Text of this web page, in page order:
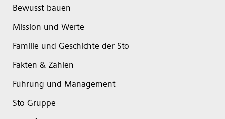
Bewusst bauen
Mission und Werte
Familie und Geschichte der Sto
Fakten & Zahlen
Führung und Management
Sto Gruppe